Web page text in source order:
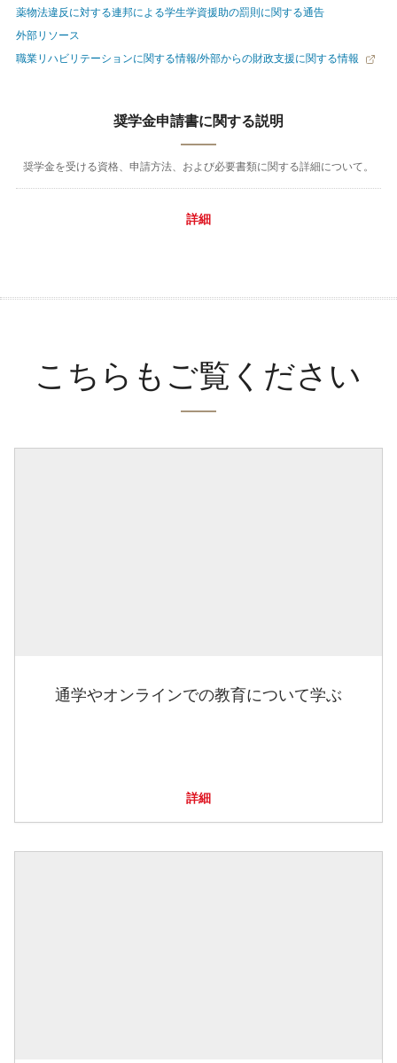
薬物法違反に対する連邦による学生学資援助の罰則に関する通告
外部リソース
職業リハビリテーションに関する情報/外部からの財政支援に関する情報
奨学金申請書に関する説明
奨学金を受ける資格、申請方法、および必要書類に関する詳細について。
詳細
こちらもご覧ください
通学やオンラインでの教育について学ぶ
詳細